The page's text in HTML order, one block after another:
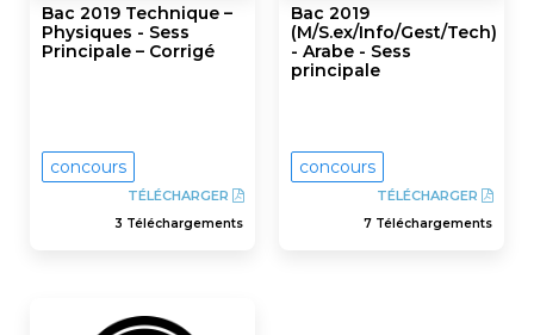
Bac 2019 Technique –
Physiques - Sess
Principale – Corrigé
concours
TÉLÉCHARGER
3 Téléchargements
Bac 2019
(M/S.ex/Info/Gest/Tech)
- Arabe - Sess
principale
concours
TÉLÉCHARGER
7 Téléchargements